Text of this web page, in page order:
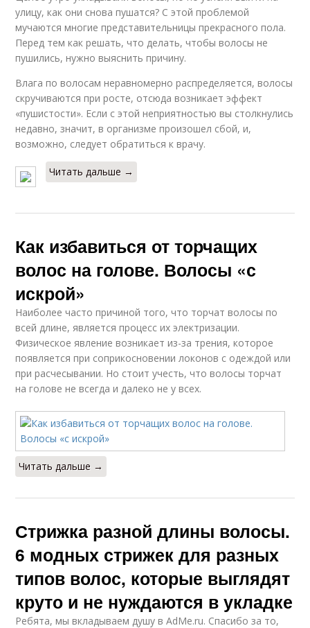
улицу, как они снова пушатся? С этой проблемой
мучаются многие представительницы прекрасного пола.
Перед тем как решать, что делать, чтобы волосы не
пушились, нужно выяснить причину.
Влага по волосам неравномерно распределяется, волосы
скручиваются при росте, отсюда возникает эффект
«пушистости». Если с этой неприятностью вы столкнулись
недавно, значит, в организме произошел сбой, и,
возможно, следует обратиться к врачу.
Читать дальше →
Как избавиться от торчащих
волос на голове. Волосы «с
искрой»
Наиболее часто причиной того, что торчат волосы по
всей длине, является процесс их электризации.
Физическое явление возникает из-за трения, которое
появляется при соприкосновении локонов с одеждой или
при расчесывании. Но стоит учесть, что волосы торчат
на голове не всегда и далеко не у всех.
Читать дальше →
Стрижка разной длины волосы.
6 модных стрижек для разных
типов волос, которые выглядят
круто и не нуждаются в укладке
Ребята, мы вкладываем душу в AdMe.ru. Cпасибо за то,